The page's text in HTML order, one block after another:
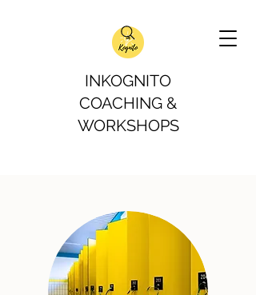
INKOGNITO
COACHING &
WORKSHOPS